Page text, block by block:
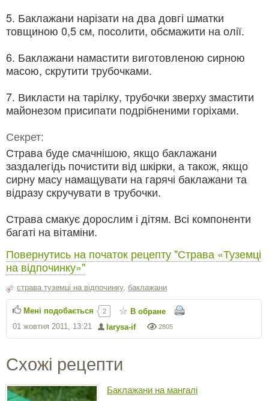
5. Баклажани нарізати на два довгі шматки
товщиною 0,5 см, посолити, обсмажити на олії.
6. Баклажани намастити виготовленою сирною
масою, скрутити трубочками.
7. Викласти на тарілку, трубочки зверху змастити
майонезом присипати подрібненими горіхами.
Секрет:
Страва буде смачнішою, якщо баклажани
заздалегідь почистити від шкірки, а також, якщо
сирну масу намащувати на гарячі баклажани та
відразу скручувати в трубочки.
Страва смакує дорослим і дітям. Всі компоненти
багаті на вітаміни.
Повернутись на початок рецепту "Страва «Туземці
на відпочинку»"
страва туземці на відпочинку, баклажани
2805
larysa-if
01 жовтня 2011, 13:21
Мені подобається 2 В обране
Схожі рецепти
Баклажани на мангалі